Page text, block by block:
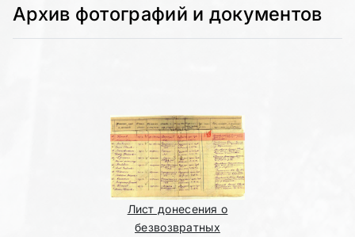
Архив фотографий и документов
Лист донесения о
безвозвратных